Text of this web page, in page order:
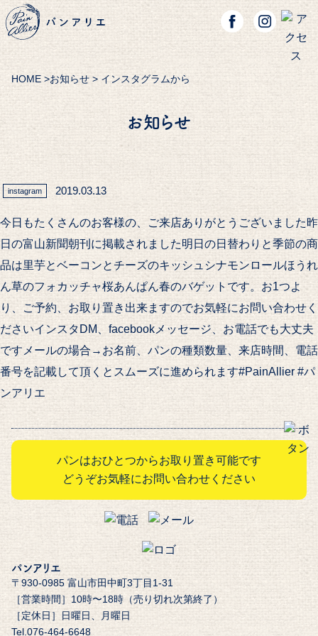
HOME >お知らせ > インスタグラムから
お知らせ
instagram 2019.03.13
今日もたくさんのお客様の、ご来店ありがとうございました昨
日の富山新聞朝刊に掲載されました明日の日替わりと季節の商
品は里芋とベーコンとチーズのキッシュシナモンロールほうれ
ん草のフォカッチャ桜あんぱん春のバゲットです。お1つよ
り、ご予約、お取り置き出来ますのでお気軽にお問い合わせく
ださいインスタDM、facebookメッセージ、お電話でも大丈夫
ですメールの場合→お名前、パンの種類数量、来店時間、電話
番号を記載して頂くとスムーズに進められます#PainAllier #パ
ンアリエ
パンはおひとつからお取り置き可能です
どうぞお気軽にお問い合わせください
パンアリエ
〒930-0985 富山市田中町3丁目1-31
［営業時間］10時〜18時（売り切れ次第終了）
［定休日］日曜日、月曜日
Tel.076-464-6648